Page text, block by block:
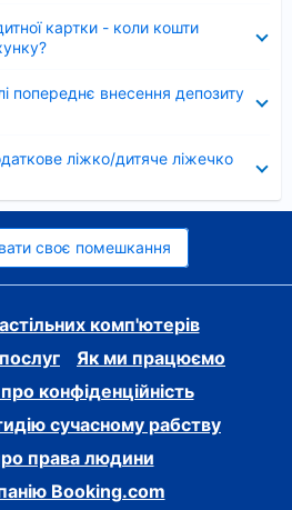
картки - коли кошти
попереднє внесення депозиту
ліжко/дитяче ліжечко
своє помешкання
комп'ютерів
Як ми працюємо
конфіденційність
сучасному рабству
права людини
Booking.com